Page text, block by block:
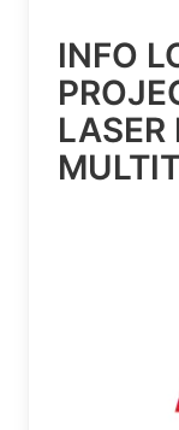
INFO
LASER